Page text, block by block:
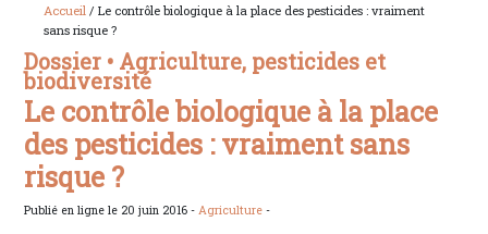
Accueil / Le contrôle biologique à la place des pesticides : vraiment
sans risque ?
Dossier • Agriculture, pesticides et
biodiversité
Le contrôle biologique à la place
des pesticides : vraiment sans
risque ?
Publié en ligne le 20 juin 2016 -Agriculture -